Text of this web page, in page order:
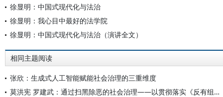
徐显明：中国式现代化与法治
徐显明：我心目中最好的法学院
徐显明：中国式现代化与法治（演讲全文）
相同主题阅读
张欣：生成式人工智能赋能社会治理的三重维度
莫洪宪 罗建武：通过扫黑除恶的社会治理——以贯彻落实《反有组织犯罪法》为视角